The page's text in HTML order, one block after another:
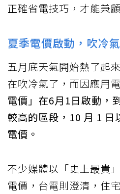
正確省電技巧，才能兼
夏季電價啟動，吹冷
五月底天氣開始熱了起
在吹冷氣了，而因應用
電價」在6月1日啟動，
較高的區段，10 月 1 日
電價。
不少媒體以「史上最貴
電價，台電則澄清，住